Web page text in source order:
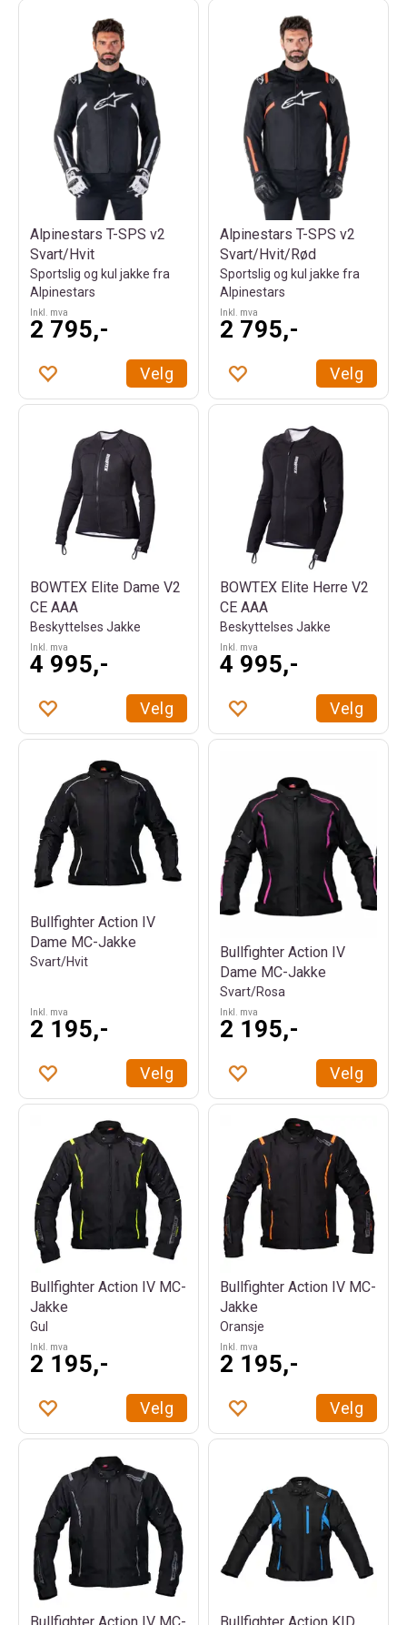
Alpinestars T-SPS v2
Svart/Hvit
Sportslig og kul jakke fra
Alpinestars
Inkl. mva
2 795,-
Velg
Alpinestars T-SPS v2
Svart/Hvit/Rød
Sportslig og kul jakke fra
Alpinestars
Inkl. mva
2 795,-
Velg
BOWTEX Elite Dame V2
CE AAA
Beskyttelses Jakke
Inkl. mva
4 995,-
Velg
BOWTEX Elite Herre V2
CE AAA
Beskyttelses Jakke
Inkl. mva
4 995,-
Velg
Bullfighter Action IV
Dame MC-Jakke
Svart/Hvit
Inkl. mva
2 195,-
Velg
Bullfighter Action IV
Dame MC-Jakke
Svart/Rosa
Inkl. mva
2 195,-
Velg
Bullfighter Action IV MC-
Jakke
Gul
Inkl. mva
2 195,-
Velg
Bullfighter Action IV MC-
Jakke
Oransje
Inkl. mva
2 195,-
Velg